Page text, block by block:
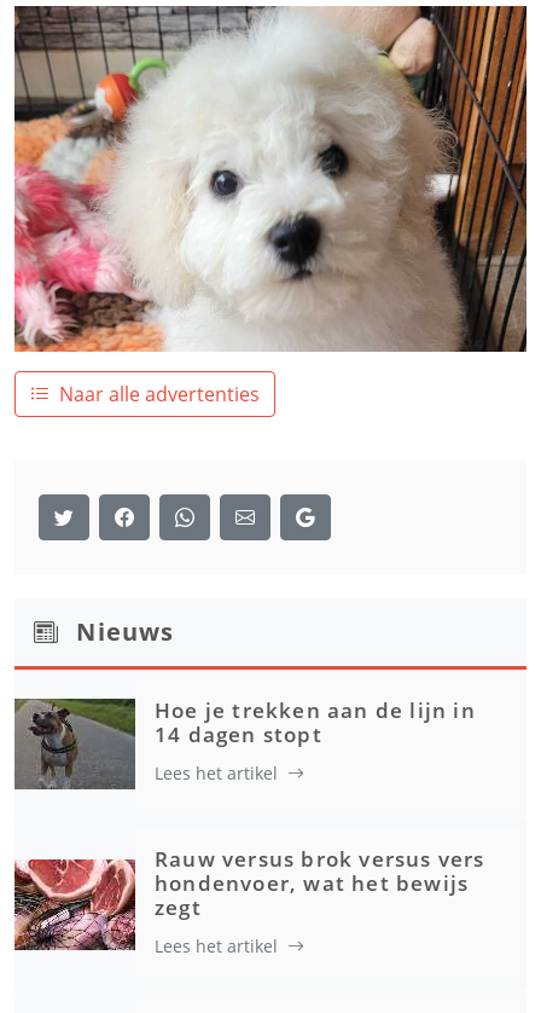
Naar alle advertenties
Nieuws
Hoe je trekken aan de lijn in
14 dagen stopt
Lees het artikel
Rauw versus brok versus vers
hondenvoer, wat het bewijs
zegt
Lees het artikel